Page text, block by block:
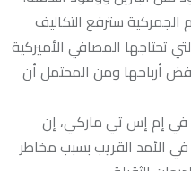
سترفع التكاليف
تحتاجها المصافي الأميركية
أرباحها ومن المحتمل أن
في إم إس تي ماركي، إن
الأمد القريب بسبب مخاطر